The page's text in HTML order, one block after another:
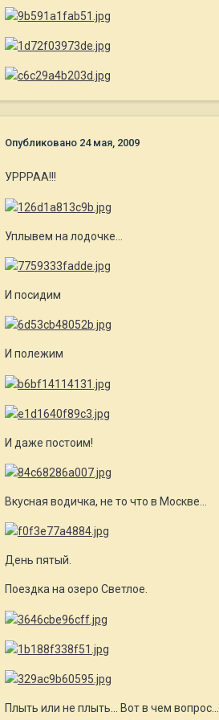
Опубликовано 24 мая, 2009
УРРРАА!!!
Уплывем на лодочке...
И посидим
И полежим
И даже постоим!
Вкусная водичка, не то что в Москве...
День пятый.
Поездка на озеро Светлое.
Плыть или не плыть... Вот в чем вопрос...